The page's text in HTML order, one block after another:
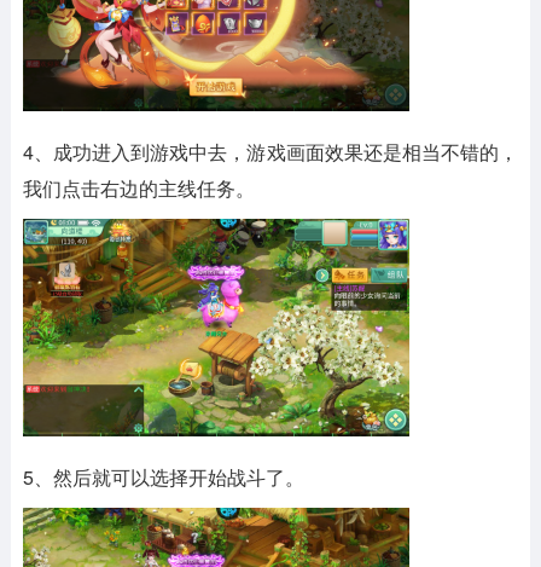
4、成功进入到游戏中去，游戏画面效果还是相当不错的，
我们点击右边的主线任务。
5、然后就可以选择开始战斗了。